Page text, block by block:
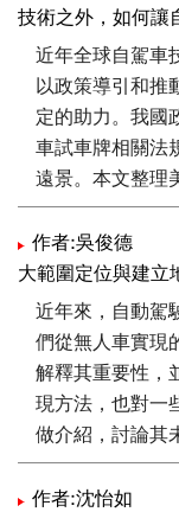
環境。
技術之外，如何讓
近年全球自駕車
以政策導引和推
定的助力。我國
車試車牌相關法
遠景。本文整理
以及，工研院最
希望對大家有所
作者:吳俊德
大範圍定位與建立
近年來，自動駕
們從無人車實現
解釋其重要性，
現方法，也對一
做介紹，討論其
作者:沈怡如